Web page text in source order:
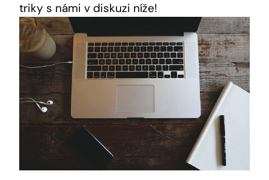
triky s námi v diskuzi níže!